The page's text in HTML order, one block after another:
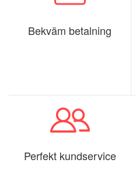
Bekväm betalning
Perfekt kundservice